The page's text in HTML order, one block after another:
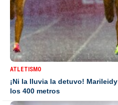
ATLETISMO
¡Ni la lluvia la detuvo!
los 400 metros